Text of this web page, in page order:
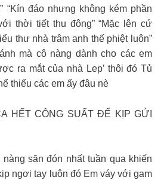
“Kín đáo nhưng không kém phần
thời tiết thu đông” “Mặc lên cứ
thư nhà trâm anh thế phiệt luôn”
mà cô nàng dành cho các em
ra mắt của nhà Lep’ thôi đó Tủ
thiếu các em ấy đâu nè
HẾT CÔNG SUẤT ĐỂ KỊP GỬI
săn đón nhất tuần qua khiến
ngơi tay luôn đó Em váy với gam